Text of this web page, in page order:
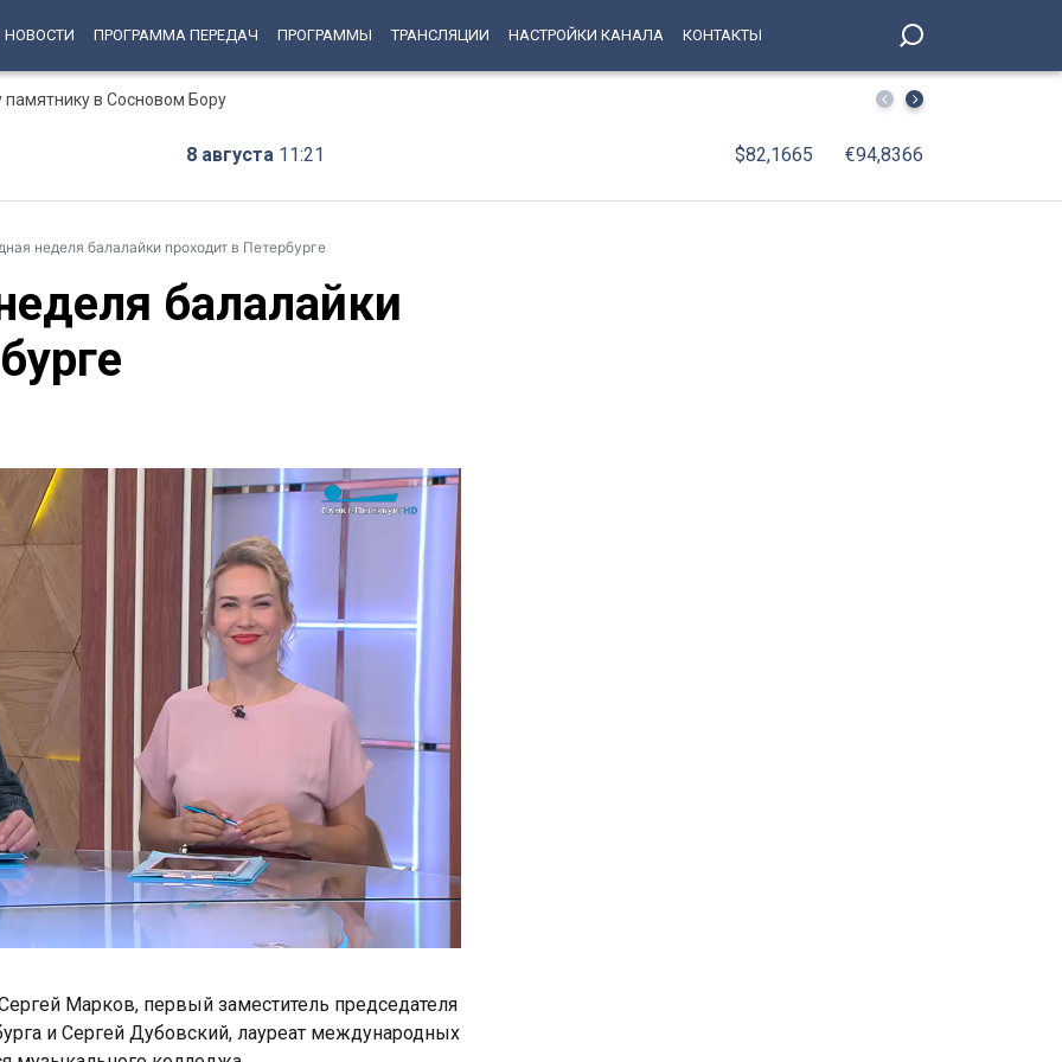
НОВОСТИ ПРОГРАММА ПЕРЕДАЧ ПРОГРАММЫ ТРАНСЛЯЦИИ НАСТРОЙКИ КАНАЛА КОНТАКТЫ
памятнику в Сосновом Бору Метро: от «Адмиралтейской» до «Комендантского
8 августа 11:21 $82,1665 €94,8366
неделя балалайки проходит в Петербурге
балалайки
Марков, первый заместитель председателя
и Сергей Дубовский, лауреат международных